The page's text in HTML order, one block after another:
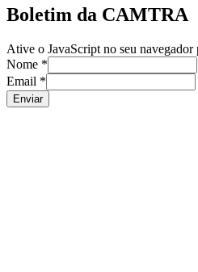
Boletim da CAMTRA
Ative o JavaScript no seu navegador
Nome *
Email *
Enviar